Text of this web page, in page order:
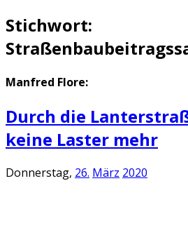
Stichwort:
Manfred Flore:
Durch die
keine Laster mehr
Donnerstag, 26. März 2020